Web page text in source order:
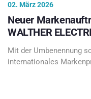
02. März 2026
Neuer
WALTHER
Mit der Umbenennung
internationales